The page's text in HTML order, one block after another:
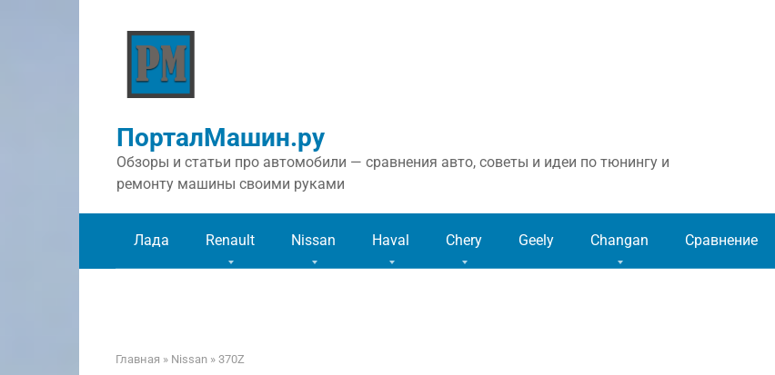
ПорталМашин.ру
Обзоры и статьи про автомобили — сравнения авто, советы и идеи по тюнингу и
ремонту машины своими руками
Лада Renault Nissan Haval Chery Geely Changan Сравнение
Главная » Nissan » 370Z